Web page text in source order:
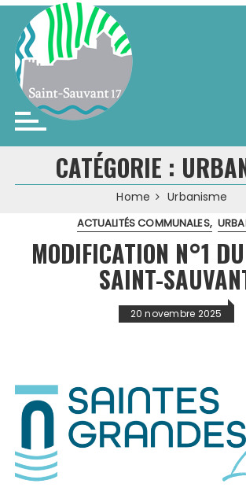
Skip
content
Saint-Sauvant (17)
CATÉGORIE :
Home Urbanisme
ACTUALITÉS COMMUNALES
MODIFICATION N°1
SAINT-
20 novembre 2025